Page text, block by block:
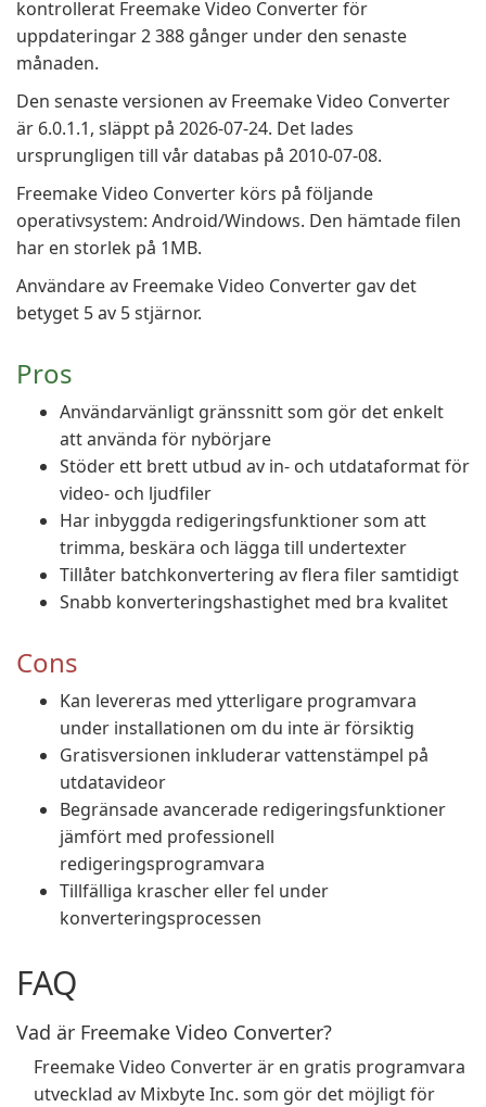
kontrollerat Freemake Video Converter för
uppdateringar 2 388 gånger under den senaste
månaden.
Den senaste versionen av Freemake Video Converter
är 6.0.1.1, släppt på 2026-07-24. Det lades
ursprungligen till vår databas på 2010-07-08.
Freemake Video Converter körs på följande
operativsystem: Android/Windows. Den hämtade filen
har en storlek på 1MB.
Användare av Freemake Video Converter gav det
betyget 5 av 5 stjärnor.
Pros
Användarvänligt gränssnitt som gör det enkelt
att använda för nybörjare
Stöder ett brett utbud av in- och utdataformat för
video- och ljudfiler
Har inbyggda redigeringsfunktioner som att
trimma, beskära och lägga till undertexter
Tillåter batchkonvertering av flera filer samtidigt
Snabb konverteringshastighet med bra kvalitet
Cons
Kan levereras med ytterligare programvara
under installationen om du inte är försiktig
Gratisversionen inkluderar vattenstämpel på
utdatavideor
Begränsade avancerade redigeringsfunktioner
jämfört med professionell
redigeringsprogramvara
Tillfälliga krascher eller fel under
konverteringsprocessen
FAQ
Vad är Freemake Video Converter?
Freemake Video Converter är en gratis programvara
utvecklad av Mixbyte Inc. som gör det möjligt för